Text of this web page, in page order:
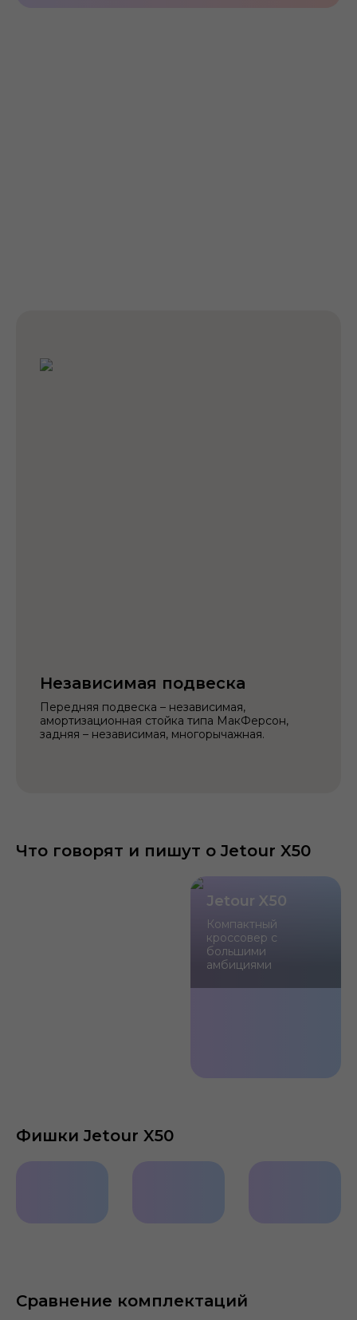
Независимая подвеска
Передняя подвеска – независимая,
амортизационная стойка типа МакФерсон,
задняя – независимая, многорычажная.
Что говорят и пишут о Jetour X50
Jetour X50
Компактный
кроссовер с
большими
амбициями
Фишки Jetour X50
Сравнение комплектаций